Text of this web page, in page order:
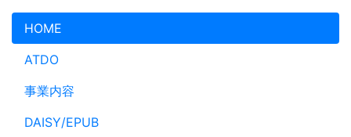
メインコンテンツへスキップ
HOME
ATDO
事業内容
DAISY/EPUB